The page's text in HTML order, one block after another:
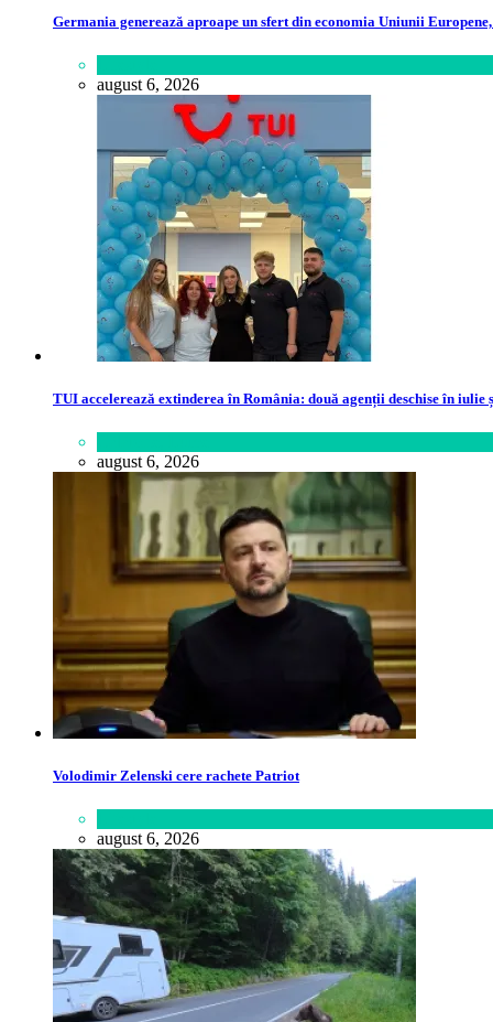
Germania generează aproape un sfert din economia Uniunii
august 6, 2026
TUI accelerează extinderea în România: două agenții deschise în iulie
august 6, 2026
Volodimir Zelenski cere rachete Patriot
august 6, 2026